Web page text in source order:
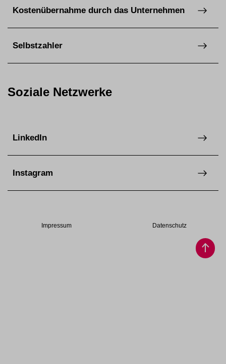
Kostenübernahme durch das Unternehmen
Selbstzahler
Soziale Netzwerke
LinkedIn
Instagram
Impressum Datenschutz